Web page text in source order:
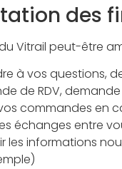
des
du Vitrail peut-être
à vos questions,
de RDV,
commandes en
échanges entre
les informations